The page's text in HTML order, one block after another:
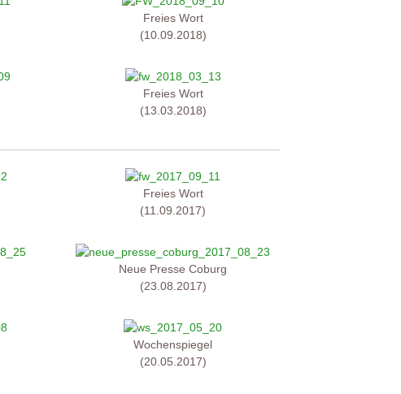
Freies Wort
(10.09.2018)
Freies Wort
(13.03.2018)
Freies Wort
(11.09.2017)
Neue Presse Coburg
(23.08.2017)
Wochenspiegel
(20.05.2017)